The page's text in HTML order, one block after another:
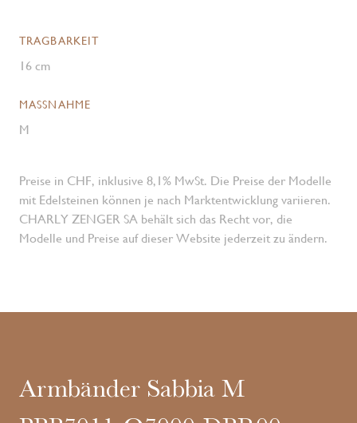
TRAGBARKEIT
16 cm
MASSNAHME
M
Preise in CHF, inklusive 8,1% MwSt. Die Preise der Modelle
mit Edelsteinen können je nach Marktentwicklung variieren.
CHARLY ZENGER SA behält sich das Recht vor, die
Modelle und Preise auf dieser Website jederzeit zu ändern.
Armbänder Sabbia M